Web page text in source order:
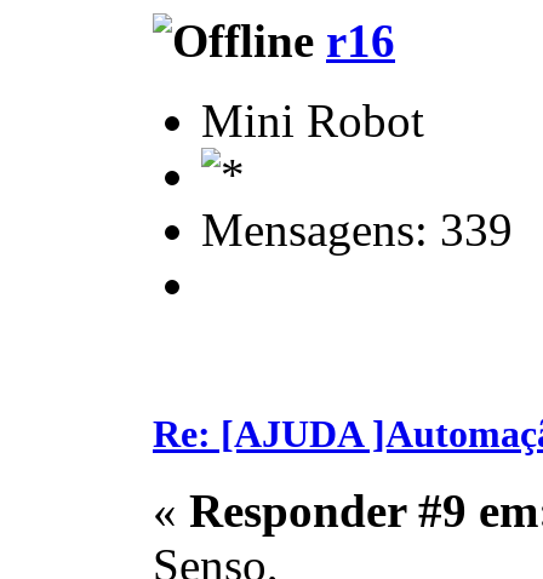
r16
Mini Robot
Mensagens: 339
Re: [AJUDA
« Responder #9
Senso,